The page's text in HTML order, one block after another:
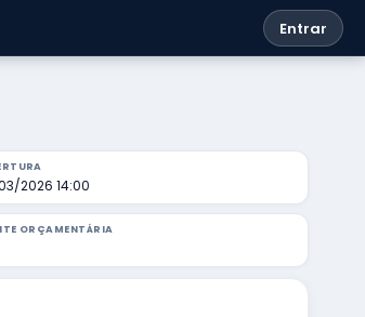
Entrar
2026 14:00
ORÇAMENTÁRIA